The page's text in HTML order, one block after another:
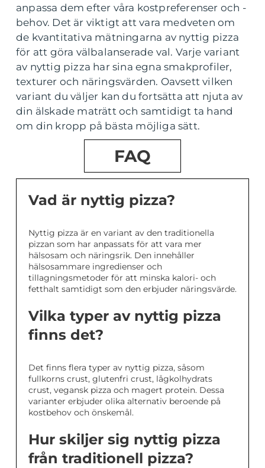
anpassa dem efter våra kostpreferenser och -
behov. Det är viktigt att vara medveten om
de kvantitativa mätningarna av nyttig pizza
för att göra välbalanserade val. Varje variant
av nyttig pizza har sina egna smakprofiler,
texturer och näringsvärden. Oavsett vilken
variant du väljer kan du fortsätta att njuta av
din älskade maträtt och samtidigt ta hand
om din kropp på bästa möjliga sätt.
FAQ
Vad är nyttig pizza?
Nyttig pizza är en variant av den traditionella
pizzan som har anpassats för att vara mer
hälsosam och näringsrik. Den innehåller
hälsosammare ingredienser och
tillagningsmetoder för att minska kalori- och
fetthalt samtidigt som den erbjuder näringsvärde.
Vilka typer av nyttig pizza
finns det?
Det finns flera typer av nyttig pizza, såsom
fullkorns crust, glutenfri crust, lågkolhydrats
crust, vegansk pizza och magert protein. Dessa
varianter erbjuder olika alternativ beroende på
kostbehov och önskemål.
Hur skiljer sig nyttig pizza
från traditionell pizza?